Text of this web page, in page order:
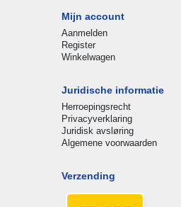
Mijn account
Aanmelden
Register
Winkelwagen
Juridische informatie
Herroepingsrecht
Privacyverklaring
Juridisk avsløring
Algemene voorwaarden
Verzending